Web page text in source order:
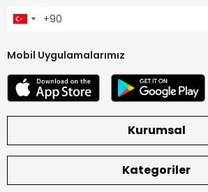
Mobil Uygulamalarımız
Kurumsal
Kategoriler